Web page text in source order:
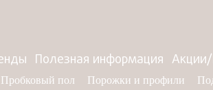
Полезная информация
Пробковый пол Порожки и профили